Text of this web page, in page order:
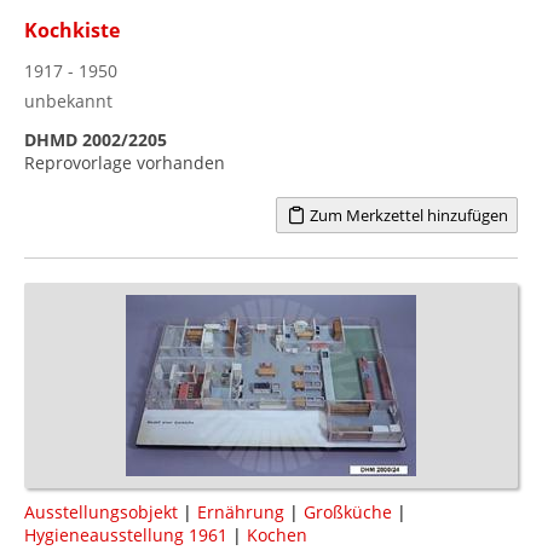
Kochkiste
1917 - 1950
unbekannt
DHMD 2002/2205
Reprovorlage vorhanden
Zum Merkzettel hinzufügen
Ausstellungsobjekt | Ernährung | Großküche |
Hygieneausstellung 1961 | Kochen